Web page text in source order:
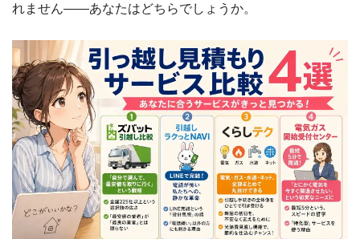
れません――あなたはどちらでしょうか。